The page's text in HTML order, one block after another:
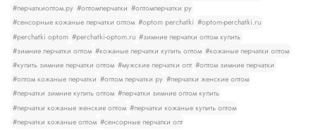
#перчаткиоптом.ру #оптомперчатки #оптомперчатки ру
#сенсорные кожаные перчатки оптом #optom perchatki #optom-perchatki.ru
#perchatki optom #perchatki-optom.ru #зимние перчатки оптом купить
#зимние перчатки оптом #кожаные перчатки купить оптом #кожаные перчатки оптом
#купить зимние перчатки оптом #мужские перчатки опт #оптом зимние перчатки
#оптом кожаные перчатки #оптом перчатки ру #перчатки женские оптом
#перчатки зимние купить оптом #перчатки зимние оптом купить
#перчатки кожаные женские оптом #перчатки кожаные купить оптом
#перчатки кожаные оптом #сенсорные перчатки опт